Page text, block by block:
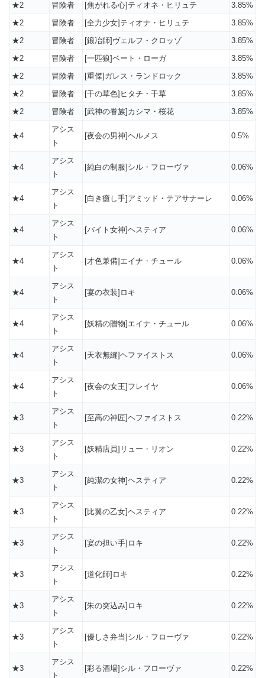
★2 冒険者 [焦がれる心]ティオネ・ヒリュテ
3.85%
★2
冒険者 [全力少女]ティオナ・ヒリュテ
3.85%
★2
冒険者 [鍛冶師]ヴェルフ・クロッゾ
3.85%
★2
冒険者 [一匹狼]ベート・ローガ
3.85%
★2
冒険者 [重傑]ガレス・ランドロック
3.85%
★2
冒険者 [千の草色]ヒタチ・千草
3.85%
★2
冒険者 [武神の眷族]カシマ・桜花 3.85%
★4
アシス
ト
[夜会の男神]ヘルメス 0.5%
★4
アシス
ト
[純白の制服]シル・フローヴァ 0.06%
★4
アシス
ト
[白き癒し手]アミッド・テアサナーレ 0.06%
★4
アシス
ト
[バイト女神]ヘスティア 0.06%
★4
アシス
ト
[才色兼備]エイナ・チュール 0.06%
★4
アシス
ト
[宴の衣装]ロキ 0.06%
★4
アシス
ト
[妖精の贈物]エイナ・チュール 0.06%
★4
アシス
ト
[天衣無縫]ヘファイストス 0.06%
★4
アシス
ト
[夜会の女王]フレイヤ 0.06%
★3
アシス
ト
[至高の神匠]ヘファイストス 0.22%
★3
アシス
ト
[妖精店員]リュー・リオン 0.22%
★3
アシス
ト
[純潔の女神]ヘスティア 0.22%
★3
アシス
ト
[比翼の乙女]ヘスティア 0.22%
★3
アシス
ト
[宴の担い手]ロキ 0.22%
★3
アシス
ト
[道化師]ロキ 0.22%
★3
アシス
ト
[朱の突込み]ロキ 0.22%
★3
アシス
ト
[優しさ弁当]シル・フローヴァ 0.22%
★3
アシス
ト
[彩る酒場]シル・フローヴァ 0.22%